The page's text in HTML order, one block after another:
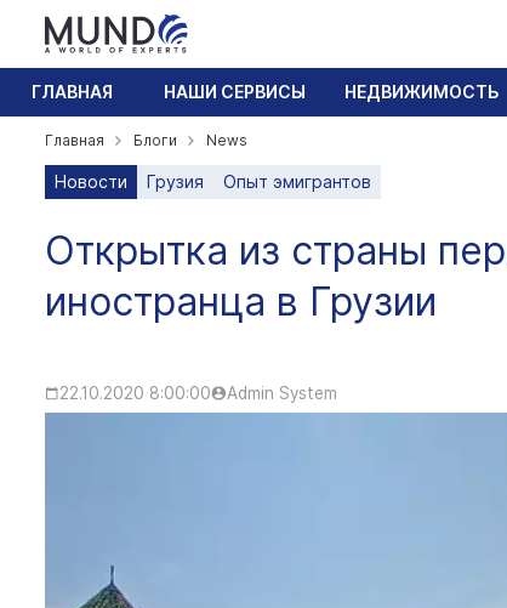
ГЛАВНАЯ НАШИ СЕРВИСЫ НЕДВИЖИМОСТЬ
Главная Блоги News
Новости Грузия Опыт эмигрантов
Открытка из страны
иностранца в Грузии
22.10.2020 8:00:00 Admin System